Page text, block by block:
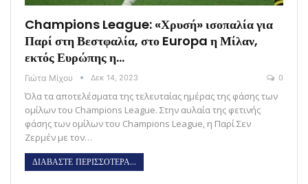
Champions League: «Χρυσή» ισοπαλία για
Παρί στη Βεστφαλία, στο Europa η Μίλαν,
εκτός Ευρώπης η…
Γιώτα Μίχου Δεκ 14, 2023 0
Όλα τα αποτελέσματα της τελευταίας ημέρας της φάσης των
ομίλων του Champions League. Στην αυλαία της φετινής
φάσης των ομίλων του Champions League, η Παρί Σεν
Ζερμέν με τον…
ΔΙΑΒΑΣΤΕ ΠΕΡΙΣΣΟΤΕΡΑ...